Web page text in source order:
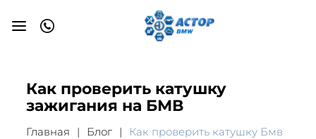
Как проверить катушку
зажигания на БМВ
Главная Блог Как проверить катушку Бмв